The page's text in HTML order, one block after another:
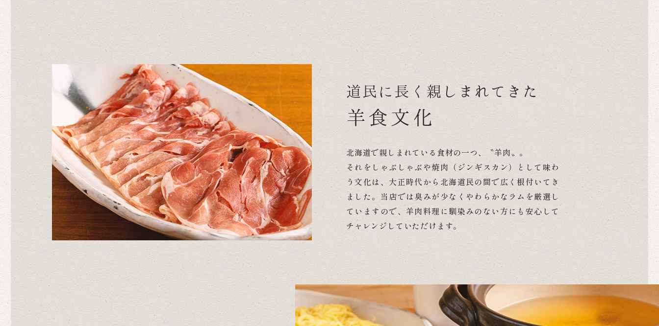
道民に長く親しまれてきた
羊食文化
北海道で親しまれている食材の一つ、〝羊肉〟。
それをしゃぶしゃぶや焼肉（ジンギスカン）として味わ
う文化は、大正時代から北海道民の間で広く根付いてき
ました。当店では臭みが少なくやわらかなラムを厳選し
ていますので、羊肉料理に馴染みのない方にも安心して
チャレンジしていただけます。